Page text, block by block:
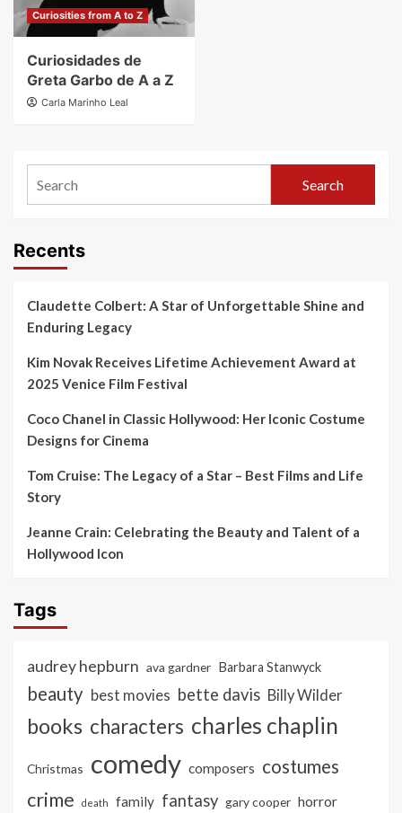
Curiosities from A to Z
Curiosidades de
Greta Garbo de A a Z
Carla Marinho Leal
Search
Recents
Claudette Colbert: A Star of Unforgettable Shine and
Enduring Legacy
Kim Novak Receives Lifetime Achievement Award at
2025 Venice Film Festival
Coco Chanel in Classic Hollywood: Her Iconic Costume
Designs for Cinema
Tom Cruise: The Legacy of a Star – Best Films and Life
Story
Jeanne Crain: Celebrating the Beauty and Talent of a
Hollywood Icon
Tags
audrey hepburn ava gardner Barbara Stanwyck
beauty best movies bette davis Billy Wilder
books characters charles chaplin
Christmas comedy composers costumes
crime death family fantasy gary cooper horror